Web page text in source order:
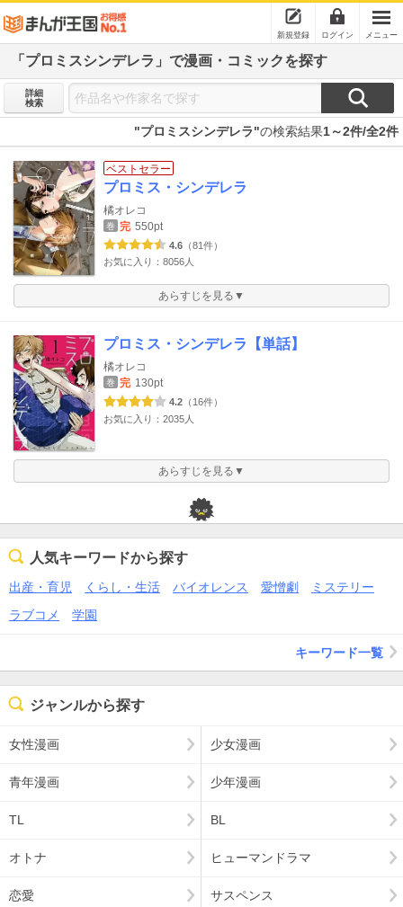
新規登録 ログイン メニュー
「プロミスシンデレラ」で漫画・コミックを探す
詳細
検索
"プロミスシンデレラ"の検索結果1～2件/全2件
ベストセラー
プロミス・シンデレラ
橘オレコ
巻 完 550pt
4.6 （81件）
お気に入り：8056人
あらすじを見る▼
プロミス・シンデレラ【単話】
橘オレコ
巻 完 130pt
4.2 （16件）
お気に入り：2035人
あらすじを見る▼
人気キーワードから探す
出産・育児 くらし・生活 バイオレンス 愛憎劇
ミステリー
ラブコメ
学園
キーワード一覧
ジャンルから探す
女性漫画 少女漫画
青年漫画 少年漫画
TL BL
オトナ ヒューマンドラマ
恋愛 サスペンス